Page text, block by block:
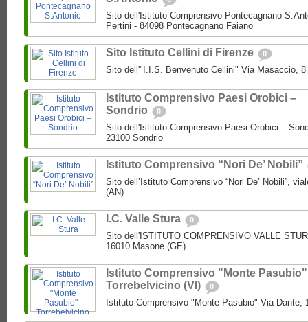
Sito dell'Istituto Comprensivo Pontecagnano
Pertini - 84098 Pontecagnano Faiano
Sito Istituto Cellini di Firenze 0
Sito dell'"I.I.S. Benvenuto Cellini" Via Masaccio, 8
Istituto Comprensivo Paesi Orobici –
Sondrio
0
Sito dell'Istituto Comprensivo Paesi Orobici –
23100 Sondrio
Istituto Comprensivo “Nori De’ Nobili”
Sito dell’Istituto Comprensivo “Nori De’ Nobili”,
(AN)
I.C. Valle Stura 0
Sito dell'ISTITUTO COMPRENSIVO VALLE
16010 Masone (GE)
Istituto Comprensivo "Monte
Torrebelvicino (VI)
0
Istituto Comprensivo "Monte Pasubio" Via Dante,